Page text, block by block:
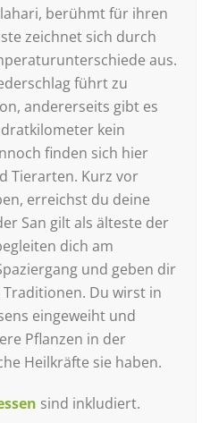
berühmt für ihren
zeichnet sich durch
aus.
führt zu
andererseits gibt es
kein
finden sich hier
Tierarten. Kurz vor
erreichst du deine
San gilt als älteste der
dich am
und geben dir
Du wirst in
eingeweiht und
Pflanzen in der
Heilkräfte sie haben.
sind inkludiert.